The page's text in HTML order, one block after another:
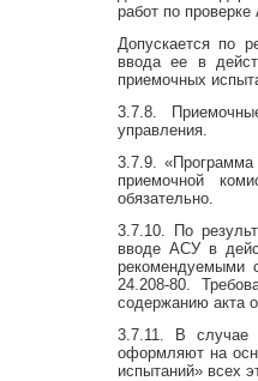
работ по
Допускается по
ввода ее в
приемочных
3.7.8.
управления.
3.7.9.
приемочной
обязательно.
3.7.10. По
вводе АСУ в
рекомендуемыми
24.208-80.
содержанию акта
3.7.11. В случае
оформляют на
испытаний» всех